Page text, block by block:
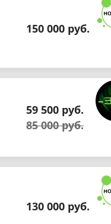
150 000 руб.
59 500 руб.
85 000 руб.
130 000 руб.